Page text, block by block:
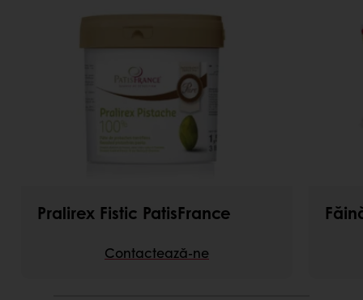
Pralirex Fistic PatisFrance
Contactează-ne